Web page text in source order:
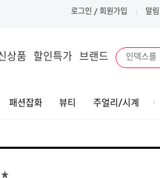
로그인 / 회원가입 알림
상품 할인특가 브랜드
패션잡화 뷰티 주얼리/시계